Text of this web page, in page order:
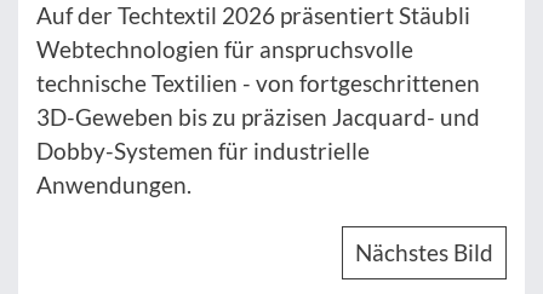
Auf der Techtextil 2026 präsentiert Stäubli
Webtechnologien für anspruchsvolle
technische Textilien - von fortgeschrittenen
3D-Geweben bis zu präzisen Jacquard- und
Dobby-Systemen für industrielle
Anwendungen.
Nächstes Bild